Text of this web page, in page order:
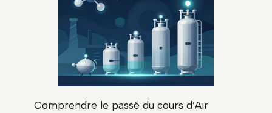
Comprendre le passé du cours d’Air